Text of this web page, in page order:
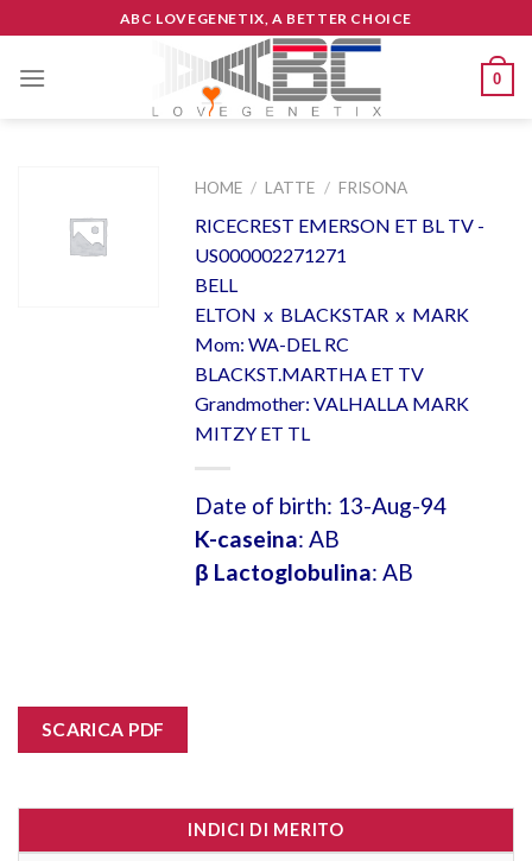
to
content
ABC LOVEGENETIX, A BETTER CHOICE
0
HOME / LATTE / FRISONA
RICECREST EMERSON ET BL TV -
US000002271271
BELL
ELTON x BLACKSTAR x MARK
Mom: WA-DEL RC
BLACKST.MARTHA ET TV
Grandmother: VALHALLA MARK
MITZY ET TL
Date of birth: 13-Aug-94
K-caseina: AB
β Lactoglobulina: AB
SCARICA PDF
INDICI DI MERITO